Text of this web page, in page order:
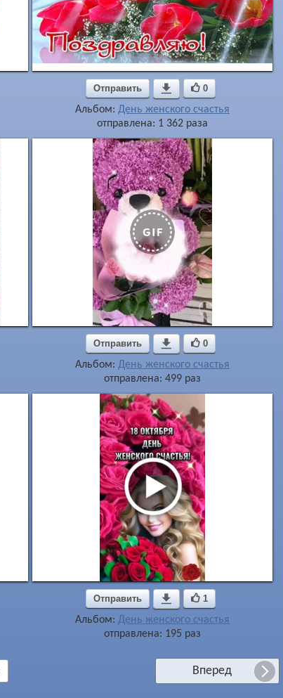
Отправить  0
Альбом: День женского счастья
отправлена: 1 362 раза
Отправить  0
Альбом: День женского счастья
отправлена: 499 раз
Отправить  1
Альбом: День женского счастья
отправлена: 195 раз
Вперед